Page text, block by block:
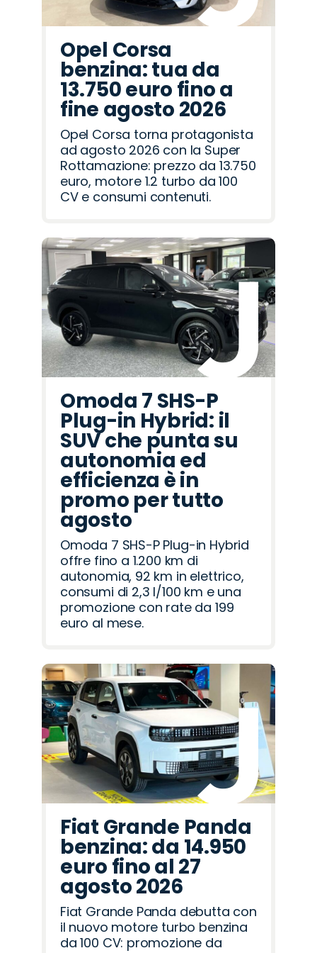
Opel Corsa
benzina: tua da
13.750 euro fino a
fine agosto 2026
Opel Corsa torna protagonista
ad agosto 2026 con la Super
Rottamazione: prezzo da 13.750
euro, motore 1.2 turbo da 100
CV e consumi contenuti.
Omoda 7 SHS-P
Plug-in Hybrid: il
SUV che punta su
autonomia ed
efficienza è in
promo per tutto
agosto
Omoda 7 SHS-P Plug-in Hybrid
offre fino a 1.200 km di
autonomia, 92 km in elettrico,
consumi di 2,3 l/100 km e una
promozione con rate da 199
euro al mese.
Fiat Grande Panda
benzina: da 14.950
euro fino al 27
agosto 2026
Fiat Grande Panda debutta con
il nuovo motore turbo benzina
da 100 CV: promozione da